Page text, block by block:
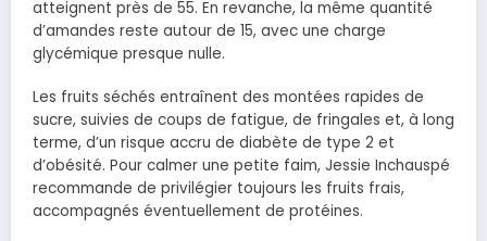
atteignent près de 55. En revanche, la même quantité
d’amandes reste autour de 15, avec une charge
glycémique presque nulle.
Les fruits séchés entraînent des montées rapides de
sucre, suivies de coups de fatigue, de fringales et, à long
terme, d’un risque accru de diabète de type 2 et
d’obésité. Pour calmer une petite faim, Jessie Inchauspé
recommande de privilégier toujours les fruits frais,
accompagnés éventuellement de protéines.